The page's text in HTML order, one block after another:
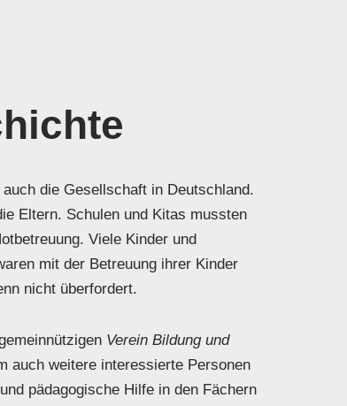
die Gesellschaft in Deutschland.
Eltern. Schulen und Kitas mussten
Viele Kinder und
mit der Betreuung ihrer Kinder
nicht überfordert.
Verein Bildung und
auch weitere interessierte Personen
pädagogische Hilfe in den Fächern